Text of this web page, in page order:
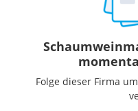
Folge dieser Firma